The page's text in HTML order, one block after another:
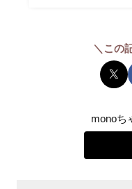
＼この
monoち